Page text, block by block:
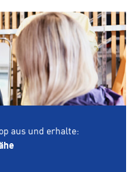
aus und erhalte: